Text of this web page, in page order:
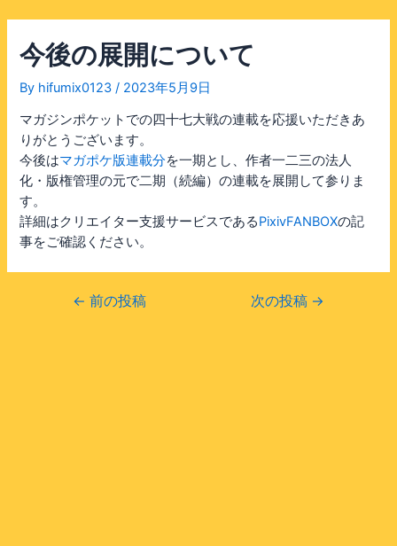
今後の展開について
By hifumix0123/ 2023年5月9日
マガジンポケットでの四十七大戦の連載を応援いただきあ
りがとうございます。
今後はマガポケ版連載分を一期とし、作者一二三の法人
化・版権管理の元で二期（続編）の連載を展開して参りま
す。
詳細はクリエイター支援サービスであるPixivFANBOXの記
事をご確認ください。
← 前の投稿 次の投稿 →